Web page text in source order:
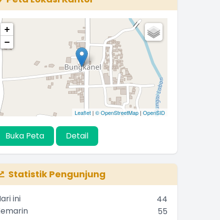
+
−
Leaflet | © OpenStreetMap | OpenSID
Buka Peta Detail
Statistik Pengunjung
ini
44
55